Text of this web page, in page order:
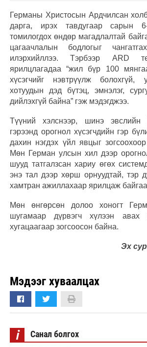
Германы Христосын Ардчилсан
дарга, ирэх тавдугаар сарын
томилогдох өндөр магадлалтай
цагаачлалын бодлогыг
илэрхийллээ. Тэрбээр ARD
ярилцлагадаа “жил бүр 100
хүсэгчийг нэвтрүүлж
хотуудын дэд бүтэц, эмнэлэг,
дийлэхгүй байна” гэж мэдэгджээ.
Түүний хэлснээр, шинэ эвслийн
гэрээнд орогнол хүсэгчдийн гэр
дахин нэгдэх үйл явцыг
Мөн Герман улсын хил дээр
шууд татгалзсан хариу өгөх
энэ тал дээр хөрш орнуудтай, тэр
хамтран ажиллахаар ярилцаж
Мөн өнгөрсөн долоо хоногт
шугамаар дүрвэгч хүлээн авах
хугацаагаар зогсоосон байна.
Эх
Мэдээг хуваалцах
i Санал болгох